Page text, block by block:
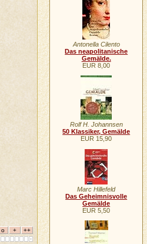
Antonella Cilento
Das neapolitanische
Gemälde.
EUR 8,00
Rolf H. Johannsen
50 Klassiker, Gemälde
EUR 15,90
Marc Hillefeld
Das Geheimnisvolle
Gemälde
EUR 5,50